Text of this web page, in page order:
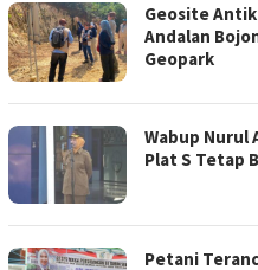
Geosite
Andalan
Geopark
Wabup Nurul
Plat S Tetap
Petani